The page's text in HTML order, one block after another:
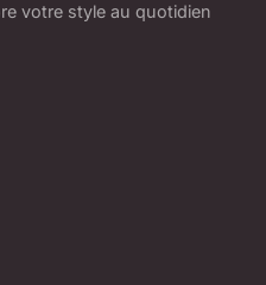
votre style au quotidien